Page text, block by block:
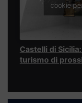
cookie
Castelli di
turismo di